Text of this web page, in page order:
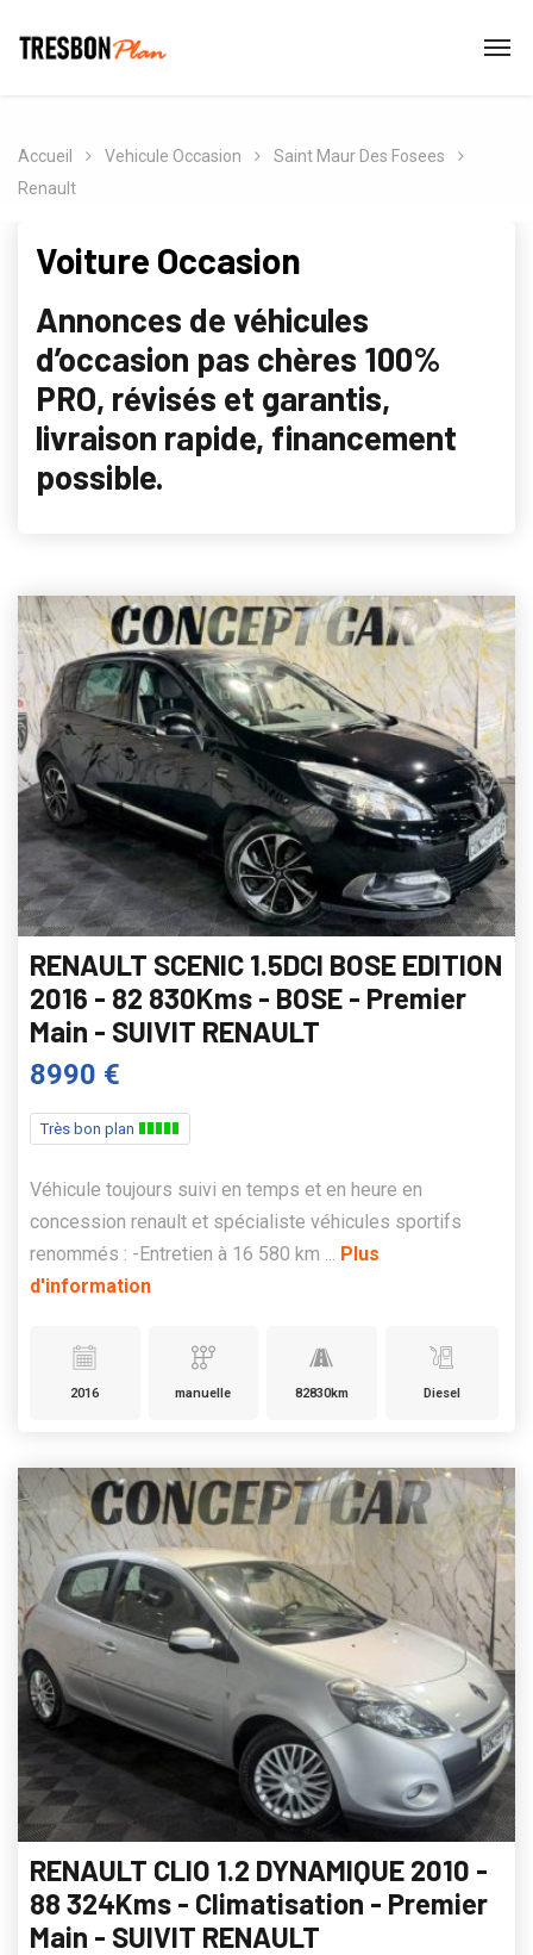
Accueil Vehicule Occasion
Saint Maur Des Fosees
Renault
Voiture Occasion
Annonces de véhicules
d’occasion pas chères 100%
PRO, révisés et garantis,
livraison rapide, financement
possible.
RENAULT SCENIC 1.5DCI BOSE EDITION
2016 - 82 830Kms - BOSE - Premier
Main - SUIVIT RENAULT
8990 €
Très bon plan
Véhicule toujours suivi en temps et en heure en
concession renault et spécialiste véhicules sportifs
renommés : -Entretien à 16 580 km ... Plus
d'information
2016 manuelle 82830km Diesel
RENAULT CLIO 1.2 DYNAMIQUE 2010 -
88 324Kms - Climatisation - Premier
Main - SUIVIT RENAULT